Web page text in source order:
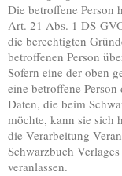
Die betroffene Person
Art. 21 Abs. 1 DS-
die berechtigten
betroffenen Person
Sofern eine der oben
eine betroffene
Daten, die beim
möchte, kann sie sich
die Verarbeitung
Schwarzbuch
veranlassen.